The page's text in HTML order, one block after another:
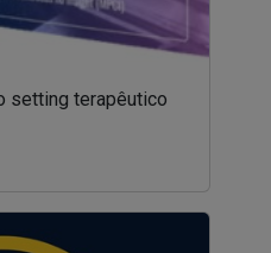
setting terapêutico